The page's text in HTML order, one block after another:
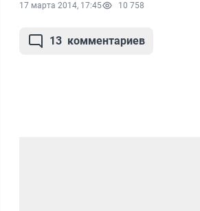
17 марта 2014, 17:45 10 758
13 комментариев